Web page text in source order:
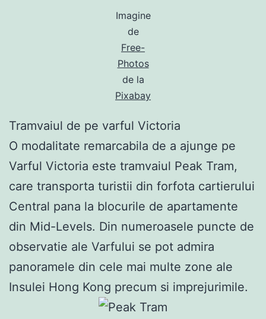
Imagine
de
Free-
Photos
de la
Pixabay
Tramvaiul de pe varful Victoria
O modalitate remarcabila de a ajunge pe
Varful Victoria este tramvaiul Peak Tram,
care transporta turistii din forfota cartierului
Central pana la blocurile de apartamente
din Mid-Levels. Din numeroasele puncte de
observatie ale Varfului se pot admira
panoramele din cele mai multe zone ale
Insulei Hong Kong precum si imprejurimile.